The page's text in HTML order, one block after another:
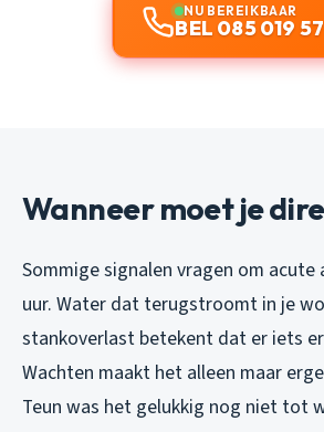
NU BEREIKBAAR
BEL 085 019
Wanneer moet je
Sommige signalen vragen om acute
uur. Water dat terugstroomt in je
stankoverlast betekent dat er iets
Wachten maakt het alleen maar
Teun was het gelukkig nog niet tot